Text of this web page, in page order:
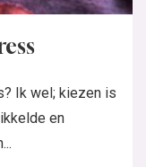
Ik wel; kiezen is
en